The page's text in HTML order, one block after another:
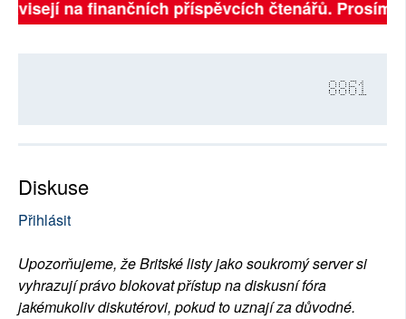
na finančních příspěvcích čtenářů. Prosíme,
8861
Diskuse
Přihlásit
Upozorňujeme, že Britské listy jako soukromý server si
vyhrazují právo blokovat přístup na diskusní fóra
jakémukoliv diskutérovi, pokud to uznají za důvodné.